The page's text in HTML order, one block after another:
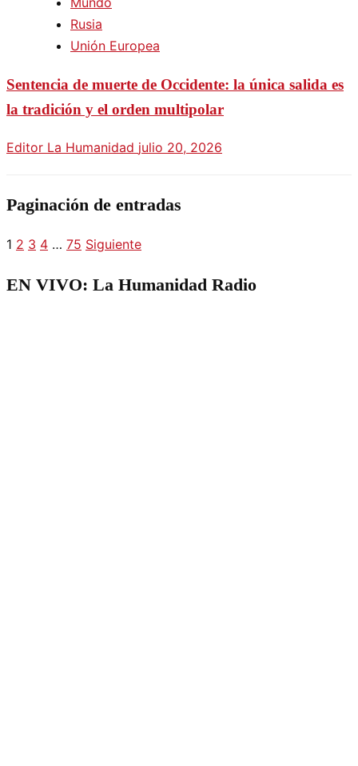
Rusia
Unión Europea
Sentencia de muerte de Occidente: la única salida es
la tradición y el orden multipolar
Editor La Humanidad julio 20, 2026
Paginación de entradas
1 2 3 4 … 75 Siguiente
EN VIVO: La Humanidad Radio